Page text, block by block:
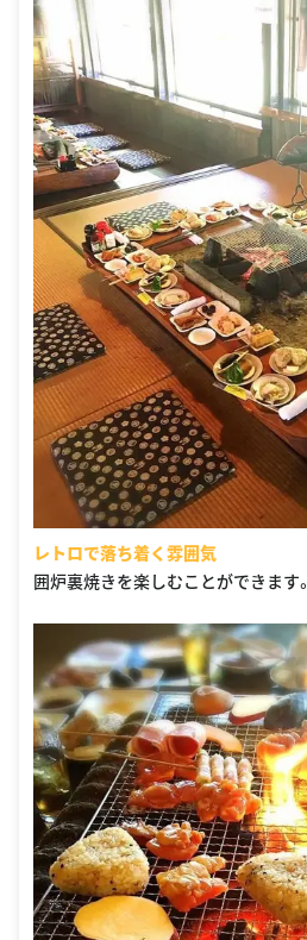
レトロで落ち着く雰囲気
囲炉裏焼きを楽しむことができます。